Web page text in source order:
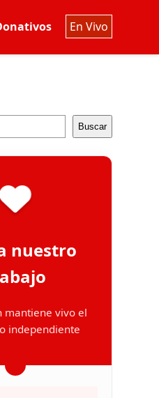
En Vivo
Buscar
nuestro
mantiene vivo el
independiente